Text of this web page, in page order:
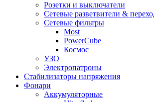
Розетки и выключатели
Сетевые разветвители &
Сетевые фильтры
Most
PowerCube
Космос
УЗО
Электропатроны
Стабилизаторы напряжения
Фонари
Аккумуляторные